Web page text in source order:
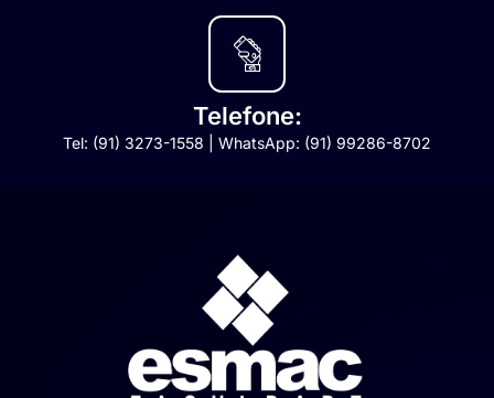
Telefone:
Tel: (91) 3273-1558 | WhatsApp: (91) 99286-8702